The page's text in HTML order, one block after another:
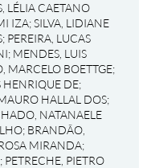
LÉLIA CAETANO
IZA;SILVA, LIDIANE
; PEREIRA, LUCAS
; MENDES, LUIS
MARCELO BOETTGE;
HENRIQUE DE;
HALLAL DOS;
NATANAELE
; BRANDÃO,
MIRANDA;
; PETRECHE, PIETRO